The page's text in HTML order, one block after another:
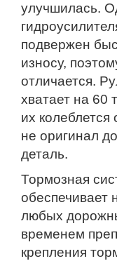
улучшилась.
подвержен
износу,
отличается.
хватает на 60
их колеблется
не оригинал
деталь.
Тормозная
обеспечивает
любых
временем
крепления